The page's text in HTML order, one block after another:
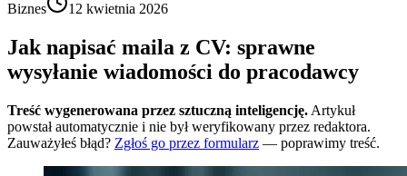
Biznes
12 kwietnia 2026
Jak napisać maila z CV: sprawne
wysyłanie wiadomości do pracodawcy
Treść wygenerowana przez sztuczną inteligencję. Artykuł
powstał automatycznie i nie był weryfikowany przez redaktora.
Zauważyłeś błąd? Zgłoś go przez formularz — poprawimy treść.